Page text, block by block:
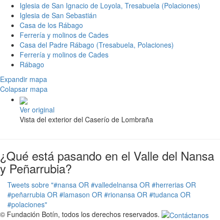
Iglesia de San Ignacio de Loyola, Tresabuela (Polaciones)
Iglesia de San Sebastián
Casa de los Rábago
Ferrería y molinos de Cades
Casa del Padre Rábago (Tresabuela, Polaciones)
Ferrería y molinos de Cades
Rábago
Expandir mapa
Colapsar mapa
Ver original
Vista del exterior del Caserío de Lombraña
¿Qué está pasando en el Valle del Nansa
y Peñarrubia?
Tweets sobre "#nansa OR #valledelnansa OR #herrerias OR
#peñarrubia OR #lamason OR #rionansa OR #tudanca OR
#polaciones"
© Fundación Botín, todos los derechos reservados.